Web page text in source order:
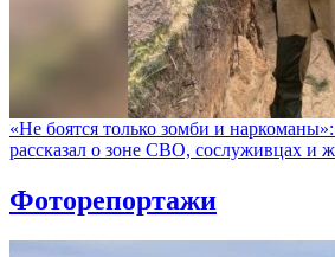
«Не боятся только зомби и
рассказал о зоне СВО, сослуживцах и
Фоторепортажи